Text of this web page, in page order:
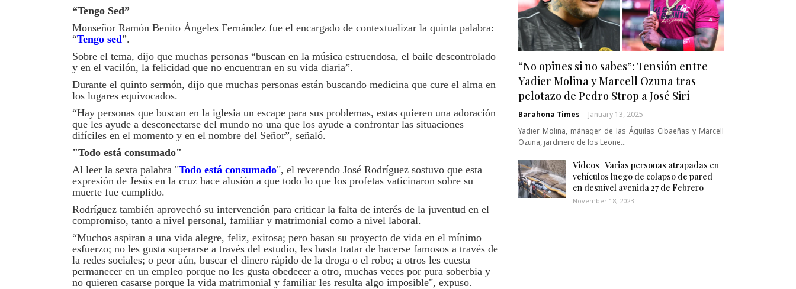
“Tengo Sed”
Monseñor Ramón Benito Ángeles Fernández fue el encargado de contextualizar la quinta palabra:
“Tengo sed”.
Sobre el tema, dijo que muchas personas “buscan en la música estruendosa, el baile descontrolado
y en el vacilón, la felicidad que no encuentran en su vida diaria”.
Durante el quinto sermón, dijo que muchas personas están buscando medicina que cure el alma en
los lugares equivocados.
“Hay personas que buscan en la iglesia un escape para sus problemas, estas quieren una adoración
que les ayude a desconectarse del mundo no una que los ayude a confrontar las situaciones
difíciles en el momento y en el nombre del Señor”, señaló.
"Todo está consumado"
Al leer la sexta palabra "Todo está consumado", el reverendo José Rodríguez sostuvo que esta
expresión de Jesús en la cruz hace alusión a que todo lo que los profetas vaticinaron sobre su
muerte fue cumplido.
Rodríguez también aprovechó su intervención para criticar la falta de interés de la juventud en el
compromiso, tanto a nivel personal, familiar y matrimonial como a nivel laboral.
“Muchos aspiran a una vida alegre, feliz, exitosa; pero basan su proyecto de vida en el mínimo
esfuerzo; no les gusta superarse a través del estudio, les basta tratar de hacerse famosos a través de
la redes sociales; o peor aún, buscar el dinero rápido de la droga o el robo; a otros les cuesta
permanecer en un empleo porque no les gusta obedecer a otro, muchas veces por pura soberbia y
no quieren casarse porque la vida matrimonial y familiar les resulta algo imposible", expuso.
“No opines si no sabes”: Tensión entre
Yadier Molina y Marcell Ozuna tras
pelotazo de Pedro Strop a José Sirí
Barahona Times - January 13, 2025
Yadier Molina, mánager de las Águilas Cibaeñas y Marcell
Ozuna, jardinero de los Leone…
Videos | Varias personas atrapadas en
vehículos luego de colapso de pared
en desnivel avenida 27 de Febrero
November 18, 2023